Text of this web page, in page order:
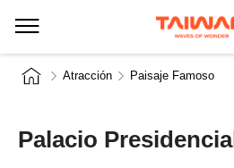
Atracción Paisaje Famoso
Palacio Presidencial